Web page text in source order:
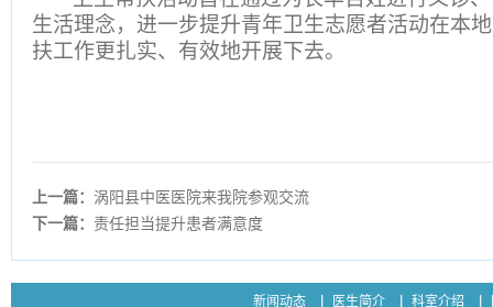
生活理念，进一步提升青年卫生志愿者活动在本
扶工作更扎实、有效地开展下去。
上一篇： 涡阳县中医医院来我院参观交流
下一篇：责任担当提升患者满意度
新闻动态 医生简介 科室介绍